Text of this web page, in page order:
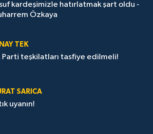
kardeşimizle hatırlatmak şart oldu -
Özkaya
TEK
Parti teşkilatları tasfiye edilmeli!
SARICA
uyanın!